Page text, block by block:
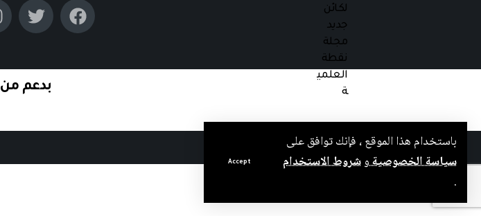
باستخدام هذا الموقع ، فإنك توافق على
سياسة الخصوصيةوشروط الاستخدام
.
Accept
بدعم من
جميع الحقوق محفوظة لمجلة نقطة العلمية 2025 ©